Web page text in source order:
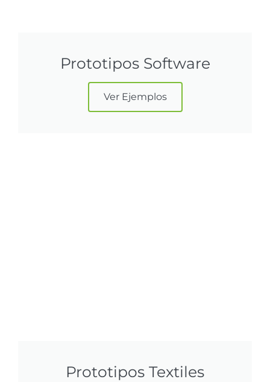
Prototipos Software
Ver Ejemplos
Prototipos Textiles